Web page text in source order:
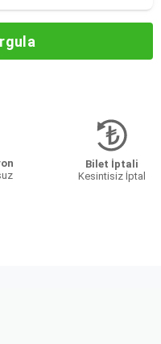
Bilet İptali
Kesintisiz İptal